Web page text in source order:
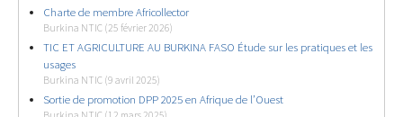
Charte de membre Africollector
Burkina NTIC (25 février 2026)
TIC ET AGRICULTURE AU BURKINA FASO Étude sur les pratiques et les
usages
Burkina NTIC (9 avril 2025)
Sortie de promotion DPP 2025 en Afrique de l’Ouest